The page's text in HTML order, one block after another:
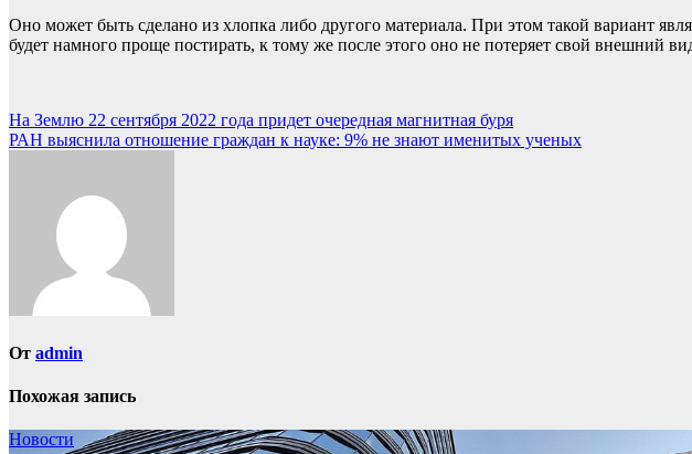
Оно может быть сделано из хлопка либо другого материала. При этом такой вариант
будет намного проще постирать, к тому же после этого оно не потеряет свой внешний
Навигация
по
На Землю 22 сентября 2022 года придет очередная магнитная буря
РАН выяснила отношение граждан к науке: 9% не знают именитых ученых
От admin
Похожая запись
Новости